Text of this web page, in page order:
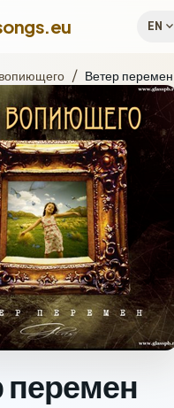
EN expand_more
/ Ветер перемен
перемен